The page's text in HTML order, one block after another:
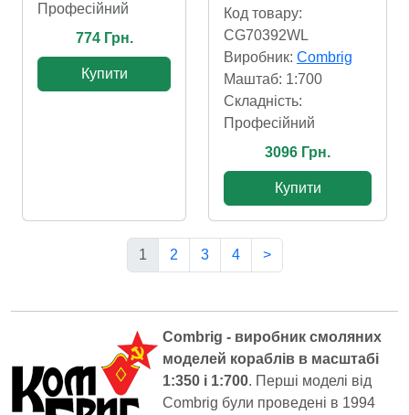
Професійний
774 Грн.
Купити
Код товару:
CG70392WL
Виробник: Combrig
Маштаб: 1:700
Складність:
Професійний
3096 Грн.
Купити
1 2 3 4 >
Combrig - виробник смоляних
моделей кораблів в масштабі
1:350 і 1:700. Перші моделі від
Combrig були проведені в 1994